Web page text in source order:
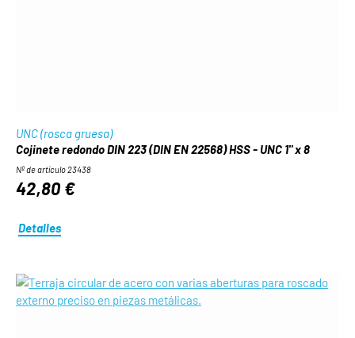
UNC (rosca gruesa)
Cojinete redondo DIN 223 (DIN EN 22568) HSS - UNC 1" x 8
Nº de artículo 23438
42,80 €
Detalles